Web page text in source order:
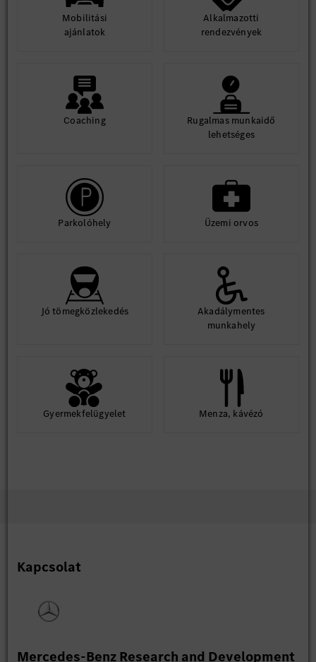
Mobilitási
ajánlatok
Alkalmazotti
rendezvények
Coaching
Rugalmas munkaidő
lehetséges
Parkolóhely Üzemi orvos
Jó tömegközlekedés
Akadálymentes
munkahely
Gyermekfelügyelet Menza, kávézó
Kapcsolat
Mercedes-Benz Research and Development